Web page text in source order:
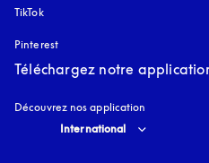
TikTok
Pinterest
Téléchargez notre
Découvrez nos application
Select country and language
International